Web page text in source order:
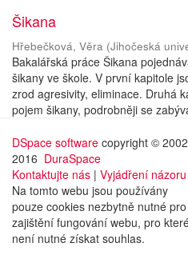
Šikana
Hřebečková, Věra (Jihočeská
Bakalářská práce Šikana
šikany ve škole. V první kapitole
zrod agresivity, eliminace. Druhá
pojem šikany, podrobněji se
DSpace software copyright ©
2016 DuraSpace
Kontaktujte nás | Vyjádření názoru
Na tomto webu jsou používány
pouze cookies nezbytně nutné pro
zajištění fungování webu, pro
není nutné získat souhlas.